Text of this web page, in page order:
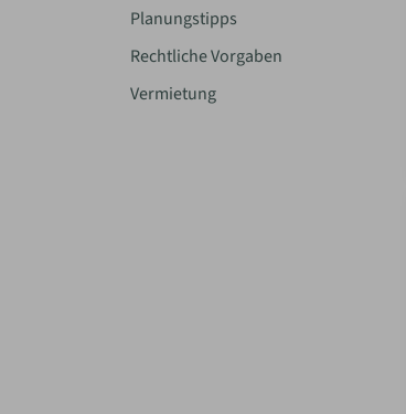
Planungstipps
Rechtliche Vorgaben
Vermietung